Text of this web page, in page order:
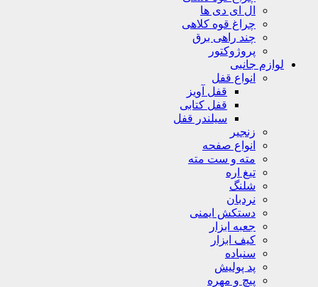
ال ای دی ها
چراغ قوه کلاهی
چند راهی برق
پروژوکتور
لوازم جانبی
انواع قفل
قفل آویز
قفل کتابی
سیلندر قفل
زنجیر
انواع صفحه
مته و ست مته
تیغ اره
شلنگ
نردبان
دستکش ایمنی
جعبه ابزار
کیف ابزار
سنباده
پد پولیش
پیچ و مهره